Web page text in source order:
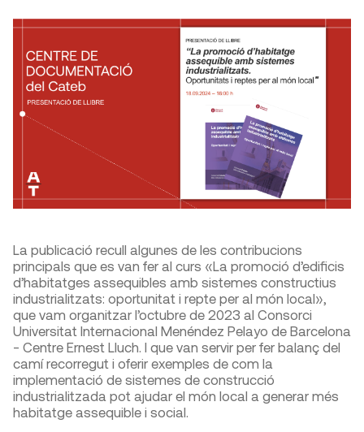
La publicació recull algunes de les contribucions
principals que es van fer al curs «La promoció d’edificis
d’habitatges assequibles amb sistemes constructius
industrialitzats: oportunitat i repte per al món local»,
que vam organitzar l’octubre de 2023 al Consorci
Universitat Internacional Menéndez Pelayo de Barcelona
- Centre Ernest Lluch. I que van servir per fer balanç del
camí recorregut i oferir exemples de com la
implementació de sistemes de construcció
industrialitzada pot ajudar el món local a generar més
habitatge assequible i social.